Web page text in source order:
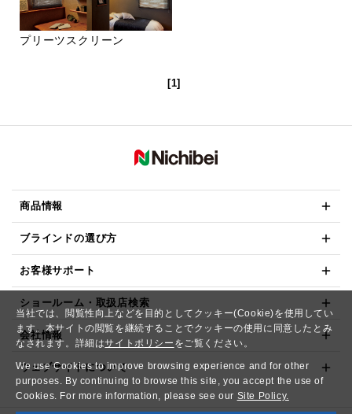
当社では、閲覧性向上などを目的としてクッキー(Cookie)を使用してい
ます。本サイトの閲覧を継続することでクッキーの使用に同意したとみ
なされます。詳細はサイトポリシー をご覧ください。
We use Cookies to improve browsing experience and for other
purposes. By continuing to browse this site, you accept the use of
Cookies. For more information, please see our Site Policy.
プリーツスクリーン
[1]
商品情報
ブラインドの選び方
お客様サポート
ショールーム・取扱店検索
会社情報
ウェブサイトについて